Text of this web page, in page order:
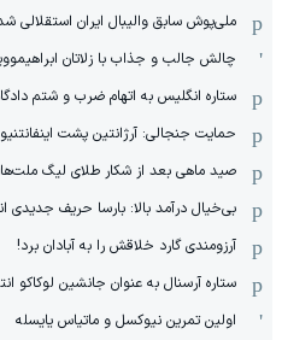
ملی‌پوش سابق والیبال ایران استقلالی
چالش جالب و جذاب با زلاتان
ستاره انگلیس به اتهام ضرب و شتم
حمایت جنجالی: آرژانتین پشت
صید ماهی بعد از شکار طلای لیگ
بی‌خیال درآمد بالا: بارسا حریف جدیدی
آرزومندی گارد خلاقش را به آبادان برد!
ستاره آرسنال به عنوان جانشین لوکاکو
اولین تمرین نیوکسل و ماتیاس یایسله